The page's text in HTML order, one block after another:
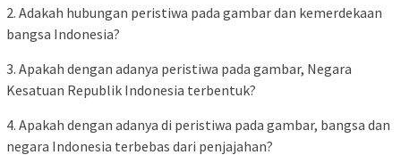
2. Adakah hubungan peristiwa pada gambar dan kemerdekaan
bangsa Indonesia?
3. Apakah dengan adanya peristiwa pada gambar, Negara
Kesatuan Republik Indonesia terbentuk?
4. Apakah dengan adanya di peristiwa pada gambar, bangsa dan
negara Indonesia terbebas dari penjajahan?